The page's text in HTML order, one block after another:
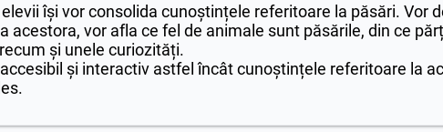
își vor consolida cunoștințele referitoare la păsări. Vor
acestora, vor afla ce fel de animale sunt păsările, din ce
și unele curiozități.
și interactiv astfel încât cunoștințele referitoare la